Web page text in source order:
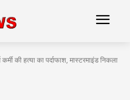
कर्मी की हत्या का पर्दाफाश, मास्टरमाइंड निकला